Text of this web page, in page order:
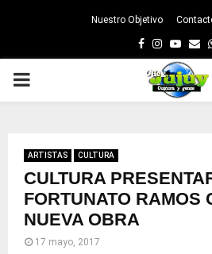
Nuestro Objetivo
Facebook
PRIMARY
ARTISTAS CULTURA
CULTURA
FORTUNATO RAMOS
NUEVA OBRA
17 mayo, 2017